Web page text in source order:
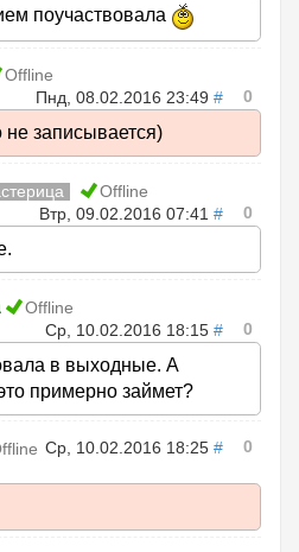
поучаствовала
Offline
Пнд, 08.02.2016 23:49 # 0
не записывается)
Offline
Втр, 09.02.2016 07:41 # 0
Offline
Ср, 10.02.2016 18:15 # 0
в выходные. А
примерно займет?
Ср, 10.02.2016 18:25 # 0